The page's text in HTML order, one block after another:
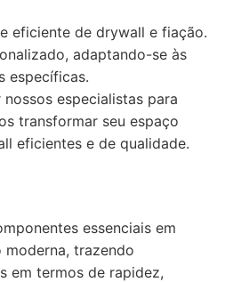
eficiente de drywall e fiação.
adaptando-se às
específicas.
especialistas para
transformar seu espaço
eficientes e de qualidade.
essenciais em
trazendo
em termos de rapidez,